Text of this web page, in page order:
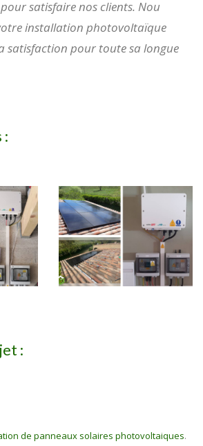
satisfaire nos clients. Nou
installation photovoltaïque
satisfaction pour toute sa longue
:
:
de panneaux solaires photovoltaiques.